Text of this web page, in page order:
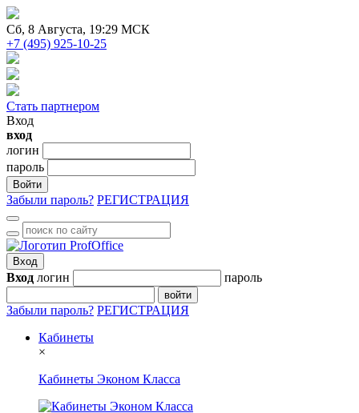
Сб, 8 Августа, 19:29 МСК
+7 (495) 925-10-25
Стать партнером
Вход
вход
логин
пароль
Войти
Забыли пароль? РЕГИСТРАЦИЯ
Вход
Вход логин пароль
войти
Забыли пароль? РЕГИСТРАЦИЯ
Кабинеты
×
Кабинеты Эконом Класса